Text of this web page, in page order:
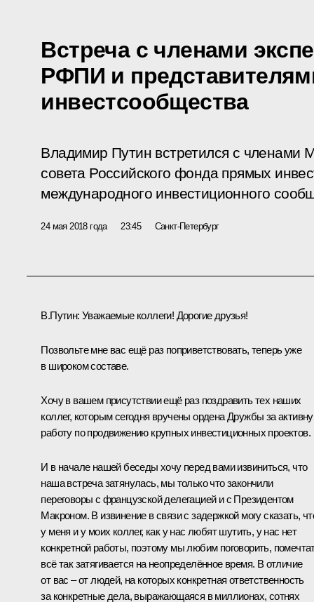
Встреча с членами
РФПИ и
инвестсообщества
Владимир Путин встретился с членами
совета Российского фонда прямых
международного инвестиционного
24 мая 2018 года 23:45 Санкт-Петербург
В.Путин: Уважаемые коллеги! Дорогие друзья!
Позвольте мне вас ещё раз поприветствовать, теперь уже
в широком составе.
Хочу в вашем присутствии ещё раз поздравить тех наших
коллег, которым сегодня врученыордена Дружбы за
работу по продвижению крупных инвестиционных проектов.
И в начале нашей беседы хочу перед вами извиниться, что
наша встреча затянулась, мы только что закончили
переговоры с французской делегацией и с Президентом
Макроном. В извинение в связи с задержкой могу сказать,
у меня и у моих коллег, как у нас любят шутить, у нас нет
конкретной работы, поэтому мы любим поговорить,
всё так затягивается на неопределённое время. В отличие
от вас – от людей, на которых конкретная ответственность
за конкретные дела, выражающаяся в миллионах, сотнях